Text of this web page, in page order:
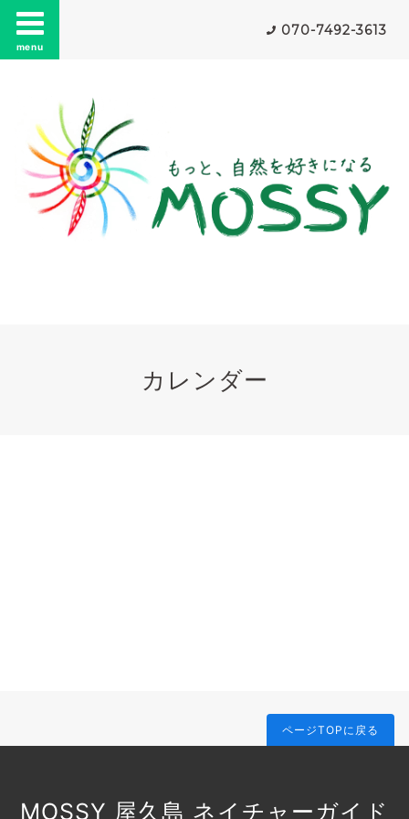
menu
070-7492-3613
カレンダー
ページTOPに戻る
MOSSY 屋久島 ネイチャーガイド